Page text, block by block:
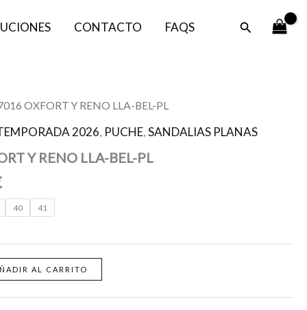
CONTACTO FAQS Buscar
OXFORT Y RENO LLA-BEL-PL
2026, PUCHE,SANDALIAS PLANAS
Y RENO LLA-BEL-PL
El
precio
actual
es:
55,96 €.
40 41
AL CARRITO